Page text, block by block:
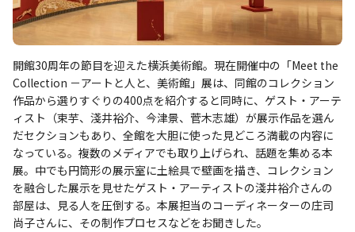
開館30周年の節目を迎えた横浜美術館。現在開催中の「Meet the
Collection －アートと人と、美術館」展は、同館のコレクション
作品から選りすぐりの400点を紹介すると同時に、ゲスト・アーテ
ィスト（束芋、淺井裕介、今津景、菅木志雄）が展示作品を選ん
だセクションもあり、全館を大胆に使った見どころ満載の内容に
なっている。複数のメディアでも取り上げられ、話題を集める本
展。中でも円筒形の展示室に土絵具で壁画を描き、コレクション
を融合した展示を見せたゲスト・アーティストの淺井裕介さんの
部屋は、見る人を圧倒する。本展担当のコーディネーターの庄司
尚子さんに、その制作プロセスなどをお聞きした。